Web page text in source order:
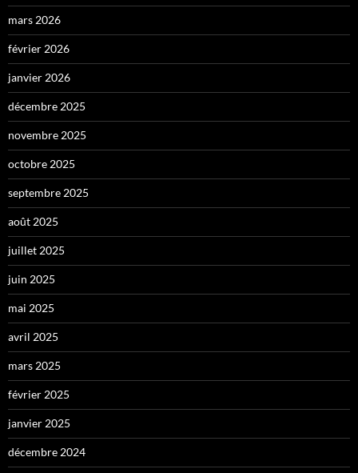
mars 2026
février 2026
janvier 2026
décembre 2025
novembre 2025
octobre 2025
septembre 2025
août 2025
juillet 2025
juin 2025
mai 2025
avril 2025
mars 2025
février 2025
janvier 2025
décembre 2024